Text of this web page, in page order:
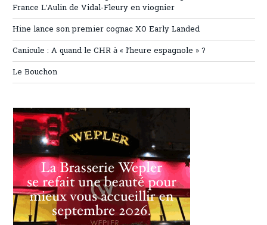
France L’Aulin de Vidal-Fleury en viognier
Hine lance son premier cognac XO Early Landed
Canicule : A quand le CHR à « l’heure espagnole » ?
Le Bouchon